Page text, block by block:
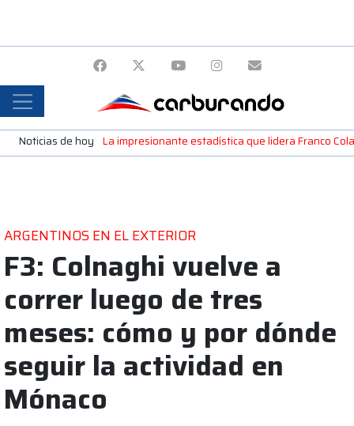
Noticias de hoy La impresionante estadística que lidera Franco
ARGENTINOS EN EL EXTERIOR
F3: Colnaghi vuelve a
correr luego de tres
meses: cómo y por dónde
seguir la actividad en
Mónaco